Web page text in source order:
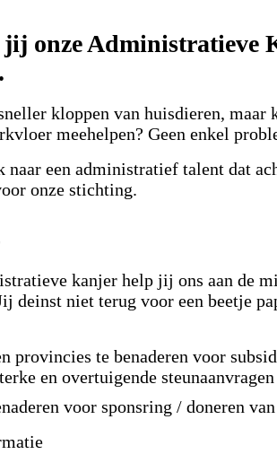
jij onze
kloppen van huisdieren, maar
meehelpen? Geen enkel
een administratief talent dat
onze stichting.
kanjer help jij ons aan de
deinst niet terug voor een beetje
provincies te benaderen voor
en overtuigende
voor sponsring / doneren